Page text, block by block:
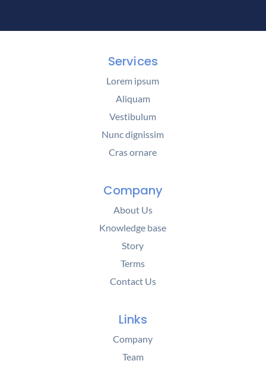
Services
Lorem ipsum
Aliquam
Vestibulum
Nunc dignissim
Cras ornare
Company
About Us
Knowledge base
Story
Terms
Contact Us
Links
Company
Team